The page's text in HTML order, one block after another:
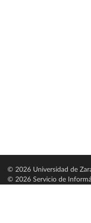
© 2026 Universidad de
© 2026 Servicio de